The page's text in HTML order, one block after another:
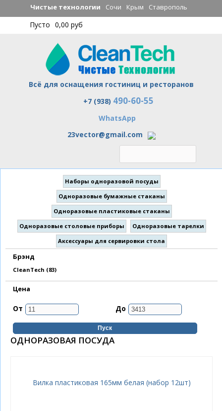
Перейти к
основному
содержанию
Чистые технологии Сочи Крым Ставрополь
Пусто 0,00 руб
Всё для оснащения гостиниц и ресторанов
Чистые технологии
+7 (938) 490-60-55
WhatsApp
23vector@gmail.com
Наборы одноразовой посуды
Одноразовые бумажные стаканы
Одноразовые пластиковые стаканы
Одноразовые столовые приборы
Одноразовые тарелки
Аксессуары для сервировки стола
Брэнд
CleanTech (83)
Цена
От До
ОДНОРАЗОВАЯ ПОСУДА
Вилка пластиковая 165мм белая (набор 12шт)